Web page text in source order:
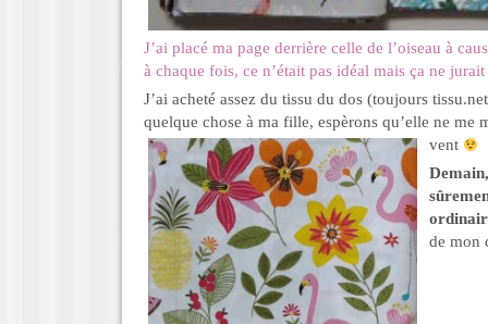
J’ai placé ma page derrière celle de l’oiseau à
à chaque fois, ce n’était pas idéal mais ça ne
J’ai acheté assez du tissu du dos (toujours
quelque chose à ma fille, espèrons qu’elle ne me
vent
de